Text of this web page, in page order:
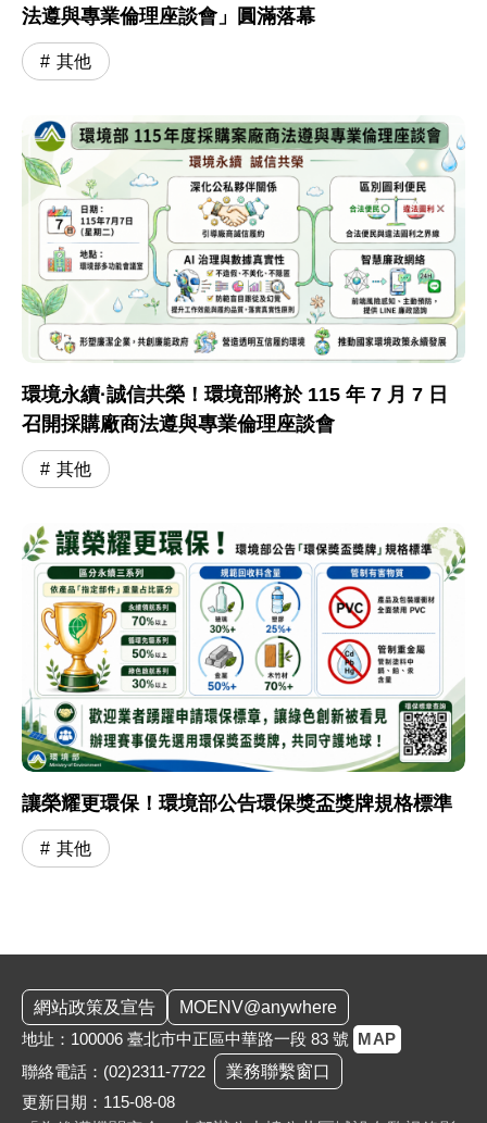
法遵與專業倫理座談會」圓滿落幕
其他
環境永續·誠信共榮！環境部將於 115 年 7 月 7 日
召開採購廠商法遵與專業倫理座談會
其他
讓榮耀更環保！環境部公告環保獎盃獎牌規格標準
其他
網站政策及宣告
MOENV@anywhere
地址：100006 臺北市中正區中華路一段 83 號 MAP
聯絡電話： (02)2311-7722
業務聯繫窗口
更新日期：115-08-08